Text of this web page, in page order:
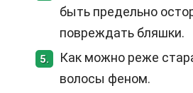
быть предельно
повреждать бляшки.
5.
Как можно реже
волосы феном.